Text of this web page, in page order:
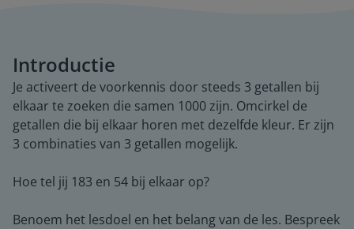
Introductie
Je activeert de voorkennis door steeds 3 getallen bij
elkaar te zoeken die samen 1000 zijn. Omcirkel de
getallen die bij elkaar horen met dezelfde kleur. Er zijn
3 combinaties van 3 getallen mogelijk.
Hoe tel jij 183 en 54 bij elkaar op?
Benoem het lesdoel en het belang van de les. Bespreek